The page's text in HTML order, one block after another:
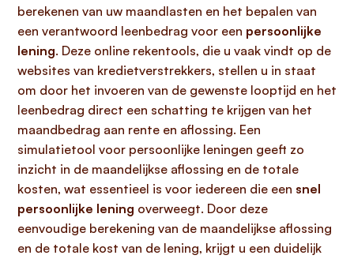
berekenen van uw maandlasten en het bepalen van
een verantwoord leenbedrag voor een persoonlijke
lening. Deze online rekentools, die u vaak vindt op de
websites van kredietverstrekkers, stellen u in staat
om door het invoeren van de gewenste looptijd en het
leenbedrag direct een schatting te krijgen van het
maandbedrag aan rente en aflossing. Een
simulatietool voor persoonlijke leningen geeft zo
inzicht in de maandelijkse aflossing en de totale
kosten, wat essentieel is voor iedereen die een snel
persoonlijke lening overweegt. Door deze
eenvoudige berekening van de maandelijkse aflossing
en de totale kost van de lening, krijgt u een duidelijk